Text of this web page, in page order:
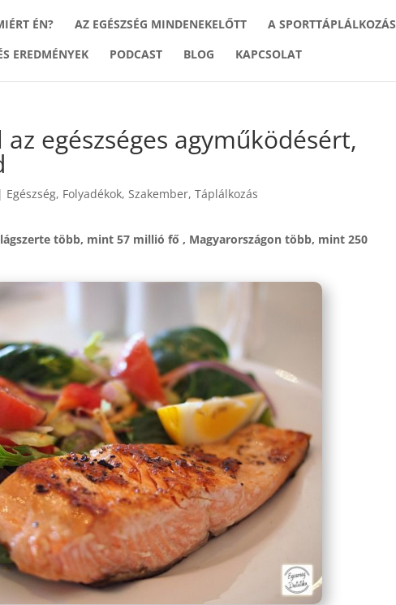
ÉN? AZ EGÉSZSÉG MINDENEKELŐTT A SPORTTÁPLÁLKOZÁS
EREDMÉNYEK
PODCAST BLOG KAPCSOLAT
egészséges agyműködésért,
| Egészség, Folyadékok,Szakember,Táplálkozás
több, mint 57 millió fő , Magyarországon több, mint 250